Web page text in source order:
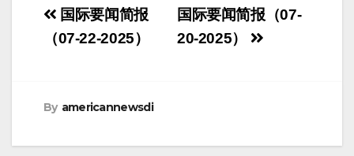
Post
navigation
国际要闻简报（07-
20-2025）
国际要闻简报
（07-22-2025）
By americannewsdi